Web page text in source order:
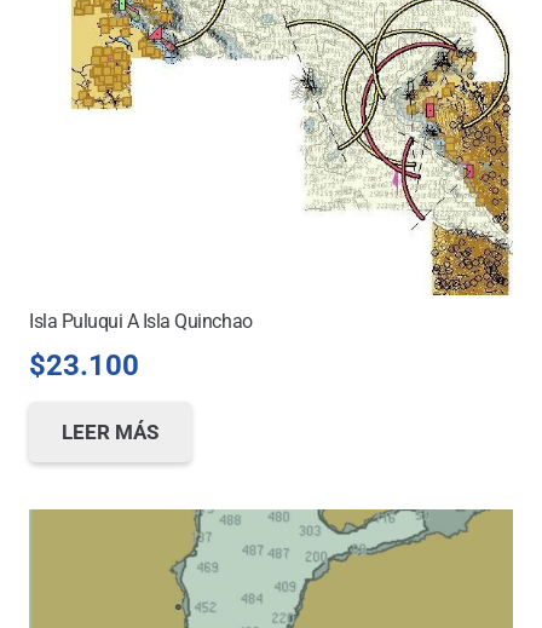
Isla Puluqui A Isla Quinchao
$23.100
LEER MÁS